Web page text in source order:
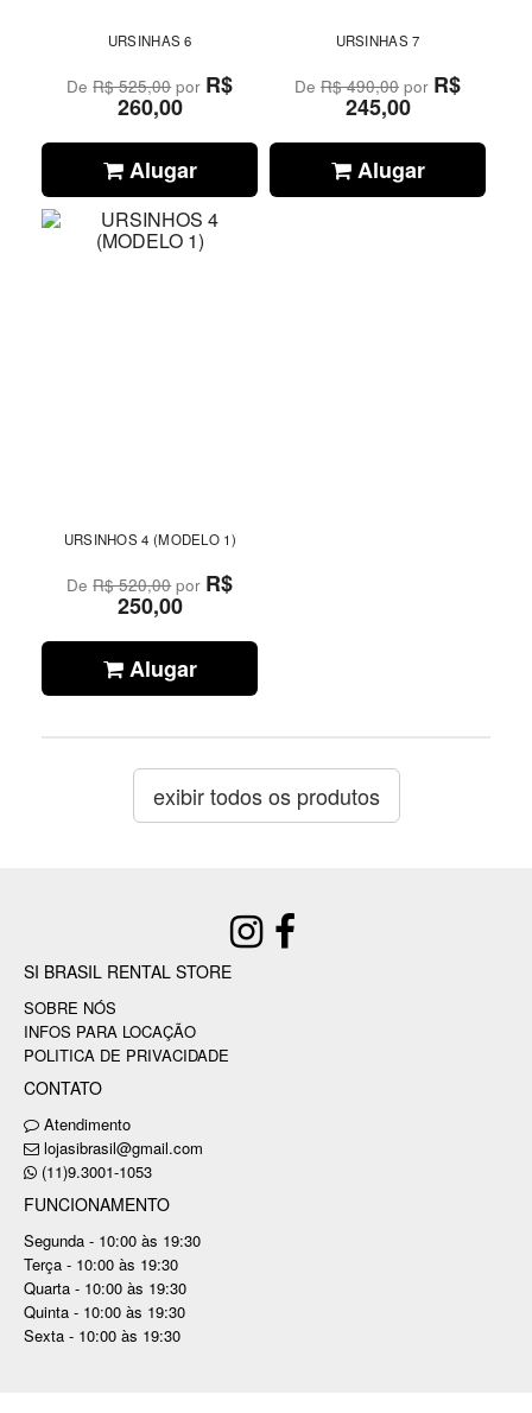
URSINHAS 6
DeR$ 525,00por R$
260,00
Alugar
URSINHAS 7
DeR$ 490,00 por R$
245,00
Alugar
URSINHOS 4 (MODELO 1)
DeR$ 520,00por R$
250,00
Alugar
exibir todos os produtos
SI BRASIL RENTAL STORE
SOBRE NÓS
INFOS PARA LOCAÇÃO
POLITICA DE PRIVACIDADE
CONTATO
Atendimento
lojasibrasil@gmail.com
(11)9.3001-1053
FUNCIONAMENTO
Segunda - 10:00 às 19:30
Terça - 10:00 às 19:30
Quarta - 10:00 às 19:30
Quinta - 10:00 às 19:30
Sexta - 10:00 às 19:30